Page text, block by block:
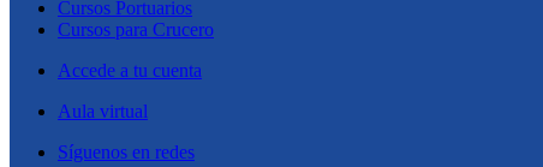
Cursos Portuarios
Cursos para Crucero
Accede a tu cuenta
Aula virtual
Síguenos en redes